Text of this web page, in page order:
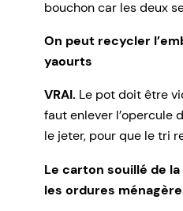
bouchon car les deux
On peut recycler
yaourts
VRAI. Le pot doit être
faut enlever l’opercule
le jeter, pour que le tri
Le carton souillé de
les ordures